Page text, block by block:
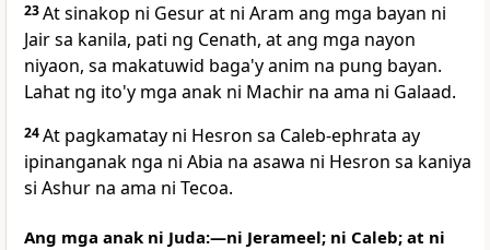
23At sinakop ni Gesur at ni Aram ang mga bayan ni
Jair sa kanila, pati ng Cenath, at ang mga nayon
niyaon, sa makatuwid baga'y anim na pung bayan.
Lahat ng ito'y mga anak ni Machir na ama ni Galaad.
24At pagkamatay ni Hesron sa Caleb-ephrata ay
ipinanganak nga ni Abia na asawa ni Hesron sa kaniya
si Ashur na ama ni Tecoa.
Ang mga anak ni Juda:—ni Jerameel; ni Caleb; at ni